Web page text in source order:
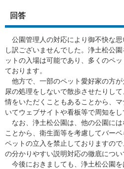
回答
公園管理人の対応により御不快な
し訳ございませんでした。浄土松公
ットの入場は可能であり、多くのペ
ております。
他方で、一部のペット愛好家の方
尿の処理をしないで散歩させたりし
情をいただくこともあることから、
いてウェブサイトや看板等で周知をし
なお、浄土松公園は、他の公園に
ことから、衛生面等を考慮してバー
ペットの立入を禁止しておりますの
の分かりやすい説明対応の徹底につい
今後におきましても、浄土松公園